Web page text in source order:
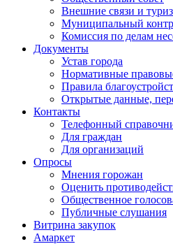
Внешние связи и
Муниципальный
Комиссия по делам
Документы
Устав города
Нормативные
Правила
Открытые данные,
Контакты
Телефонный
Для граждан
Для организаций
Опросы
Мнения горожан
Оценить
Общественное
Публичные слушания
Витрина закупок
Амаркет